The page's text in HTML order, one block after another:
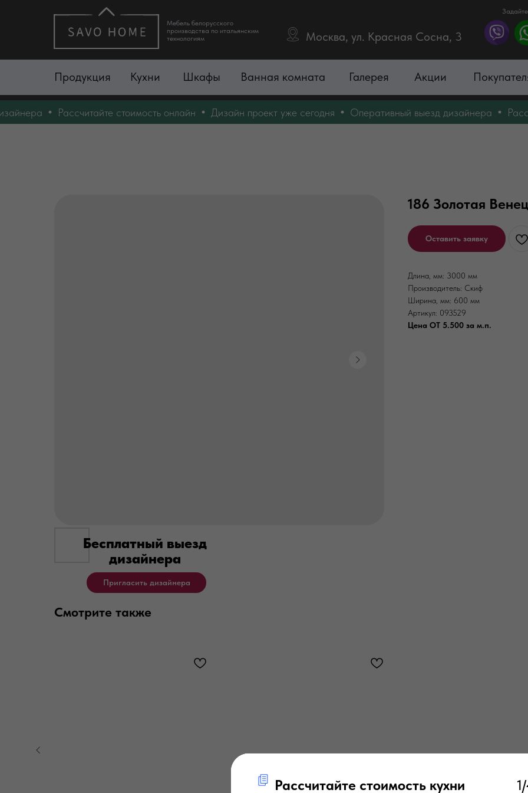
Мебель белорусского
производства по итальянским
технологиям
Галерея
Москва, ул. Красная Сосна, 3
Ванная комната
Продукция Шкафы
Кухни Акции
Рассчитайте стоимость онлайн Дизайн проект уже сегодня Оперативный выезд дизайнера
186 Золотая
Оставить заявку
Длина, мм: 3000 мм
Производитель: Скиф
Ширина, мм: 600 мм
Артикул: 093529
Цена ОТ 5.500 за м.п.
Смотрите также
Бесплатный выезд
дизайнера
Пригласить дизайнера
Рассчитайте стоимость кухни